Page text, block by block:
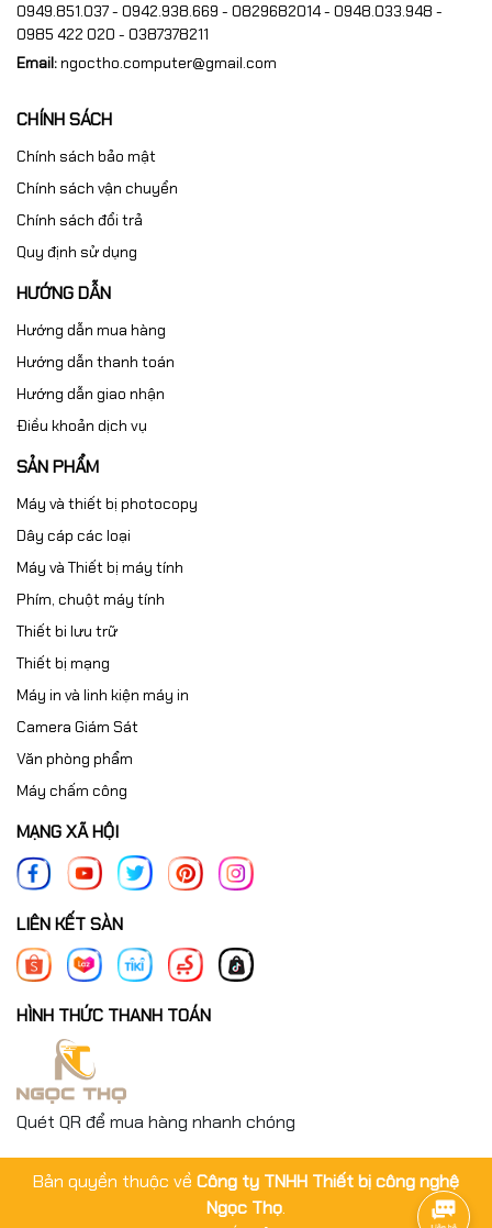
0949.851.037 - 0942.938.669 - 0829682014 - 0948.033.948 -
0985 422 020 - 0387378211
Email:ngoctho.computer@gmail.com
CHÍNH SÁCH
Chính sách bảo mật
Chính sách vận chuyển
Chính sách đổi trả
Quy định sử dụng
HƯỚNG DẪN
Hướng dẫn mua hàng
Hướng dẫn thanh toán
Hướng dẫn giao nhận
Điều khoản dịch vụ
SẢN PHẨM
Máy và thiết bị photocopy
Dây cáp các loại
Máy và Thiết bị máy tính
Phím, chuột máy tính
Thiết bi lưu trữ
Thiết bị mạng
Máy in và linh kiện máy in
Camera Giám Sát
Văn phòng phẩm
Máy chấm công
MẠNG XÃ HỘI
LIÊN KẾT SÀN
HÌNH THỨC THANH TOÁN
Quét QR để mua hàng nhanh chóng
Bản quyền thuộc về Công ty TNHH Thiết bị công nghệ
Ngọc Thọ.